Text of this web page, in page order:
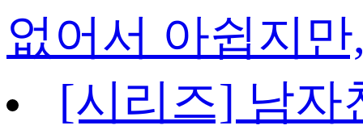
없어서 아쉽지
[시리즈] 남자